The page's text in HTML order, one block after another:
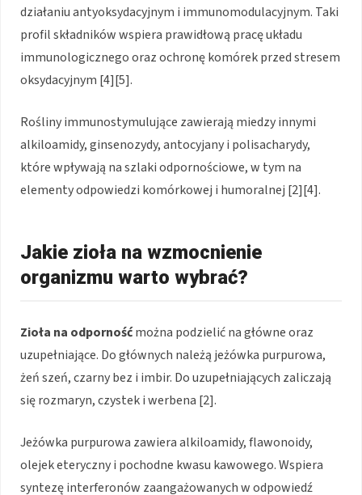
działaniu antyoksydacyjnym i immunomodulacyjnym. Taki
profil składników wspiera prawidłową pracę układu
immunologicznego oraz ochronę komórek przed stresem
oksydacyjnym [4][5].
Rośliny immunostymulujące zawierają miedzy innymi
alkiloamidy, ginsenozydy, antocyjany i polisacharydy,
które wpływają na szlaki odpornościowe, w tym na
elementy odpowiedzi komórkowej i humoralnej [2][4].
Jakie zioła na wzmocnienie
organizmu warto wybrać?
Zioła na odpornośćmożna podzielić na główne oraz
uzupełniające. Do głównych należą jeżówka purpurowa,
żeń szeń, czarny bez i imbir. Do uzupełniających zaliczają
się rozmaryn, czystek i werbena [2].
Jeżówka purpurowa zawiera alkiloamidy, flawonoidy,
olejek eteryczny i pochodne kwasu kawowego. Wspiera
syntezę interferonów zaangażowanych w odpowiedź